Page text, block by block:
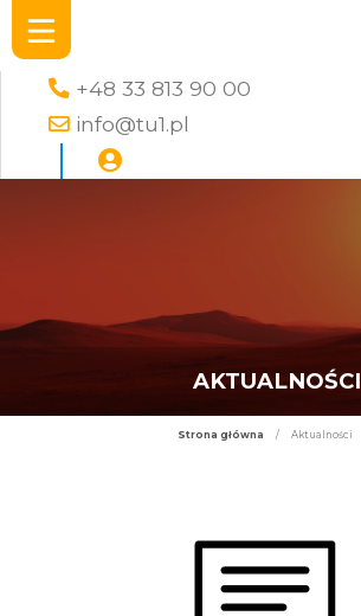
+48 33 813 90 00
info@tu1.pl
AKTUALNOŚCI
Strona główna /
Aktualności